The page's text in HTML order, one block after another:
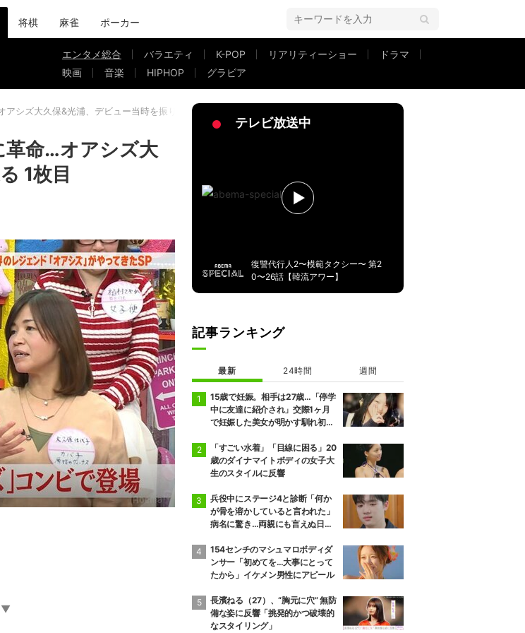
将棋 麻雀 ポーカー
エンタメ総合 バラエティ K-POP リアリティーショー
ドラマ
映画
音楽 HIPHOP グラビア
シズ大久保&光浦、デビュー当時を振り返る
革命…オアシズ大
1枚目
▼
テレビ放送中
復讐代行人2〜模範タクシー〜 第2
0〜26話【韓流アワー】
記事ランキング
最新 24時間 週間
15歳で妊娠。相手は27歳…「停学
中に友達に紹介され」交際1ヶ月
で妊娠した美女が明かす馴れ初め
絶句
「すごい水着」「目線に困る」20
歳のダイナマイトボディの女子大
生のスタイルに反響
兵役中にステージ4と診断「何か
が骨を溶かしていると言われた」
病名に驚き…両親にも言えぬ日々
154センチのマシュマロボディダ
ンサー「初めてを…大事にとって
たから」イケメン男性にアピール
長濱ねる（27）、“胸元に穴” 無防
備な姿に反響「挑発的かつ破壊的
なスタイリング」